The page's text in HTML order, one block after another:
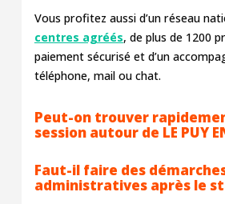
Vous profitez aussi d’un réseau
centres agréés, de plus de 1200
paiement sécurisé et d’un
téléphone, mail ou chat.
Peut-on trouver
session autour de LE PUY
Faut-il faire des
administratives après le